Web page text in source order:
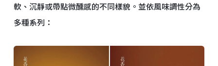
軟、沉靜或帶點微醺感的不同樣貌。並依風味調性分為
多種系列：